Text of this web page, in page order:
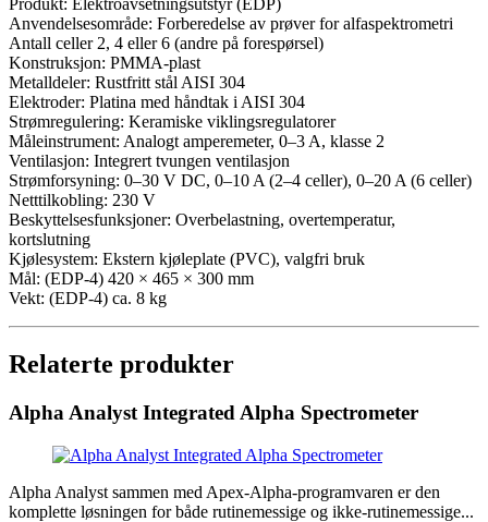
Produkt: Elektroavsetningsutstyr (EDP)
Anvendelsesområde: Forberedelse av prøver for alfaspektrometri
Antall celler 2, 4 eller 6 (andre på forespørsel)
Konstruksjon: PMMA-plast
Metalldeler: Rustfritt stål AISI 304
Elektroder: Platina med håndtak i AISI 304
Strømregulering: Keramiske viklingsregulatorer
Måleinstrument: Analogt amperemeter, 0–3 A, klasse 2
Ventilasjon: Integrert tvungen ventilasjon
Strømforsyning: 0–30 V DC, 0–10 A (2–4 celler), 0–20 A (6 celler)
Netttilkobling: 230 V
Beskyttelsesfunksjoner: Overbelastning, overtemperatur,
kortslutning
Kjølesystem: Ekstern kjøleplate (PVC), valgfri bruk
Mål: (EDP-4) 420 × 465 × 300 mm
Vekt: (EDP-4) ca. 8 kg
Relaterte produkter
Alpha Analyst Integrated Alpha Spectrometer
Alpha Analyst sammen med Apex-Alpha-programvaren er den
komplette løsningen for både rutinemessige og ikke-rutinemessige...